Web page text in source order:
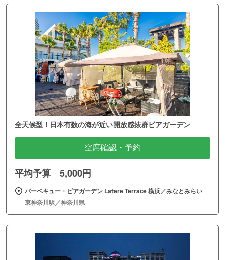
全天候型！日本有数の海が近い開放感抜群ビアガーデン
空席確認・予約
平均予算 5,000円
バーベキュー・ビアガーデン Latere Terrace 横浜／みなとみらい
東神奈川駅／神奈川県